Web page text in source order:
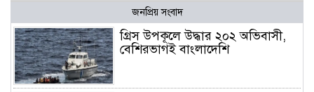
জনপ্রিয় সংবাদ
গ্রিস উপকূলে উদ্ধার ২০২ অভিবাসী,
বেশিরভাগই বাংলাদেশি